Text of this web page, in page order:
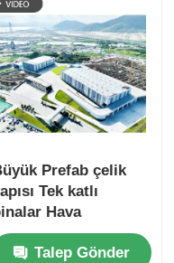
Prefab çelik
Tek katlı
Hava
Talep Gönder